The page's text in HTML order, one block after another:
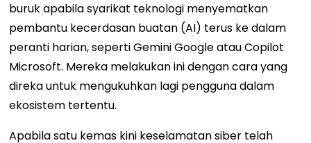
buruk apabila syarikat teknologi menyematkan
pembantu kecerdasan buatan (AI) terus ke dalam
peranti harian, seperti Gemini Google atau Copilot
Microsoft. Mereka melakukan ini dengan cara yang
direka untuk mengukuhkan lagi pengguna dalam
ekosistem tertentu.
Apabila satu kemas kini keselamatan siber telah